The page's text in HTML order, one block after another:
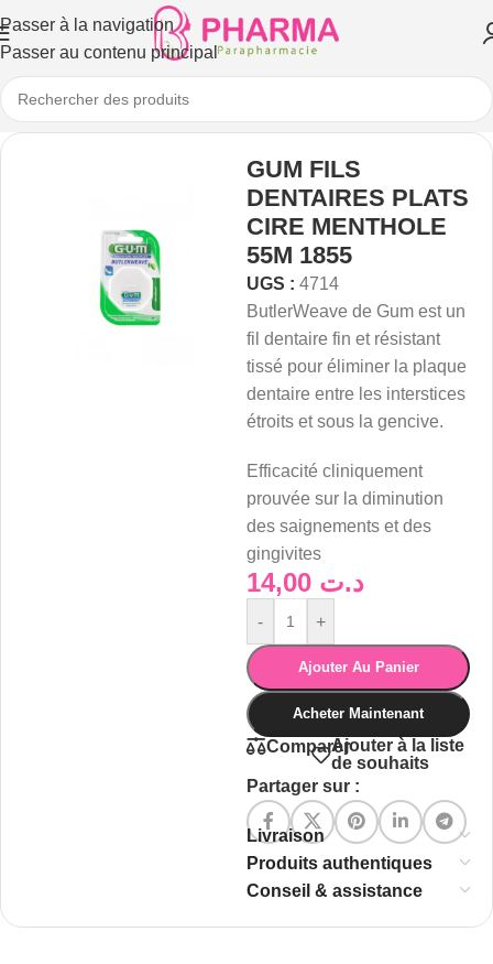
Passer à la navigation
Passer au contenu principal
GUM FILS
DENTAIRES PLATS
CIRE MENTHOLE
55M 1855
UGS : 4714
ButlerWeave de Gum est un
fil dentaire fin et résistant
tissé pour éliminer la plaque
dentaire entre les interstices
étroits et sous la gencive.
Efficacité cliniquement
prouvée sur la diminution
des saignements et des
gingivites
د.ت
- +
Ajouter Au Panier
Acheter Maintenant
ComparerAjouter à la liste
de souhaits
Partager sur :
Livraison
Produits authentiques
Conseil & assistance